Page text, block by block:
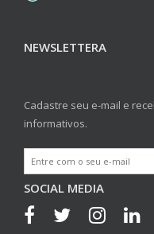
NEWSLETTERA
Cadastre seu e-mail e
informativos.
SOCIAL MEDIA